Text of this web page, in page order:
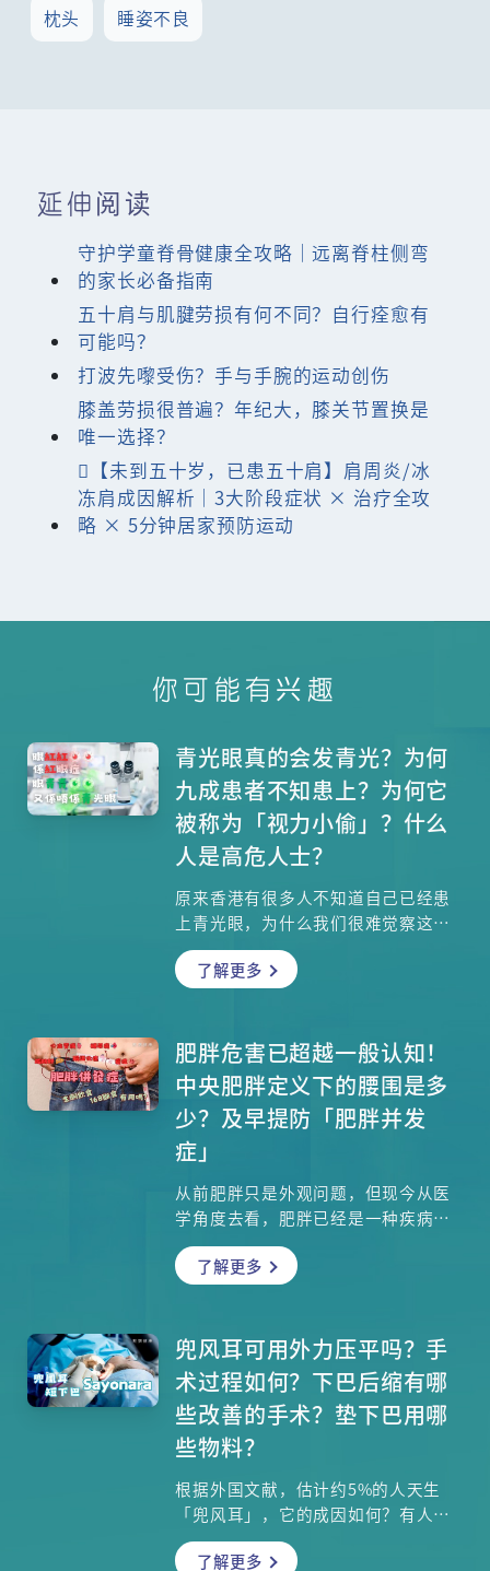
枕头 睡姿不良
延伸阅读
守护学童脊骨健康全攻略｜远离脊柱侧弯
的家长必备指南
五十肩与肌腱劳损有何不同？自行痊愈有
可能吗？
打波先嚟受伤？手与手腕的运动创伤
膝盖劳损很普遍？年纪大，膝关节置换是
唯一选择？
【未到五十岁，已患五十肩】肩周炎/冰
冻肩成因解析｜3大阶段症状 × 治疗全攻
略 × 5分钟居家预防运动
你可能有兴趣
青光眼真的会发青光？为何
九成患者不知患上？为何它
被称为「视力小偷」？什么
人是高危人士？
原来香港有很多人不知道自己已经患
上青光眼，为什么我们很难觉察这疾
病的早期症状？它的主要成因是什
么？哪些人较容易患上？一旦确诊青
低眼压？接受手术后，是否便可以恢
复原来的视力？港大医学院临床医学
学院眼科学系系主任及临床教授梁启
信医生为你讲解青光眼。
了解更多
肥胖危害已超越一般认知！
中央肥胖定义下的腰围是多
少？及早提防「肥胖并发
症」
从前肥胖只是外观问题，但现今从医
学角度去看，肥胖已经是一种疾病，
尤其中央肥胖更是近年医学界特别重
视的问题，因为它会造成很多严重并
减少中央肥胖更有效？本集请来内分
泌及糖尿科专科唐俊业医生为大家详
解。
了解更多
兜风耳可用外力压平吗？手
术过程如何？下巴后缩有哪
些改善的手术？垫下巴用哪
些物料？
根据外国文献，估计约5%的人天生
「兜风耳」，它的成因如何？有人说
婴儿时期可自行用外力把它压平，是
否真的？原来理想的下巴形状有一套
了解更多